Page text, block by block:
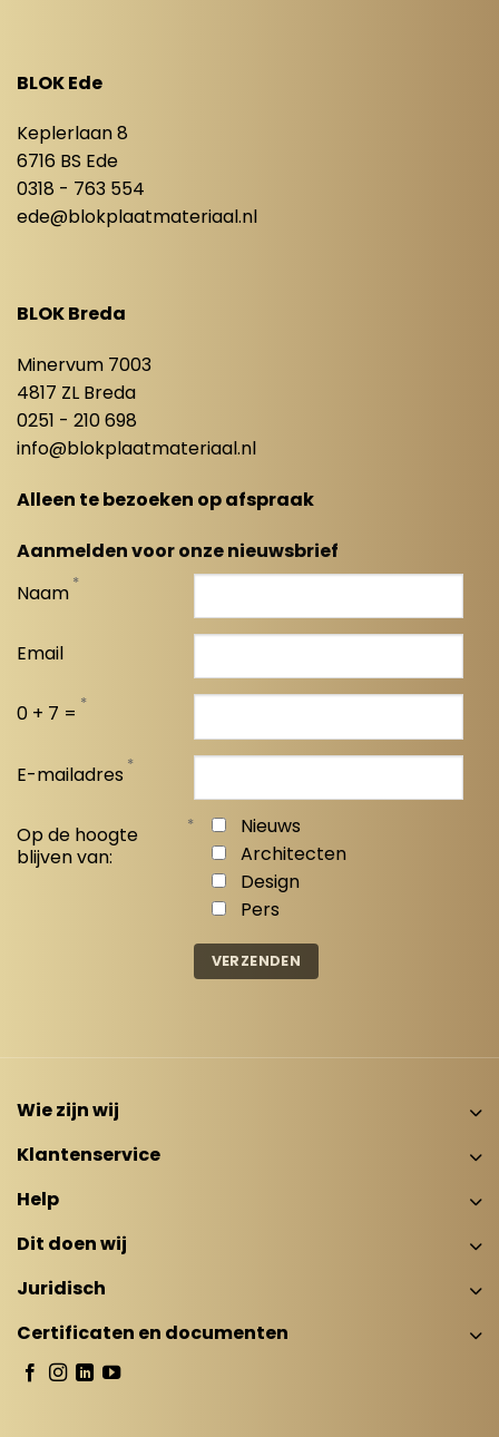
BLOK Ede
Keplerlaan 8
6716 BS Ede
0318 - 763 554
ede@blokplaatmateriaal.nl
BLOK Breda
Minervum 7003
4817 ZL Breda
0251 - 210 698
info@blokplaatmateriaal.nl
Alleen te bezoeken op afspraak
Aanmelden voor onze nieuwsbrief
Naam *
Email
0 + 7 = *
E-mailadres *
Op de hoogte
blijven van:
*
Nieuws
Architecten
Design
Pers
Wie zijn wij
Klantenservice
Help
Dit doen wij
Juridisch
Certificaten en documenten